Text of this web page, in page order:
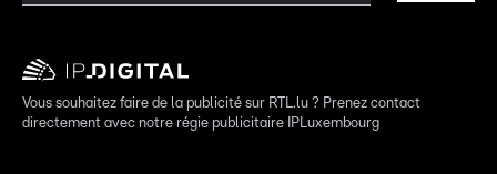
Vous souhaitez faire de la publicité sur RTL.lu ? Prenez contact
directement avec notre régie publicitaire IPLuxembourg